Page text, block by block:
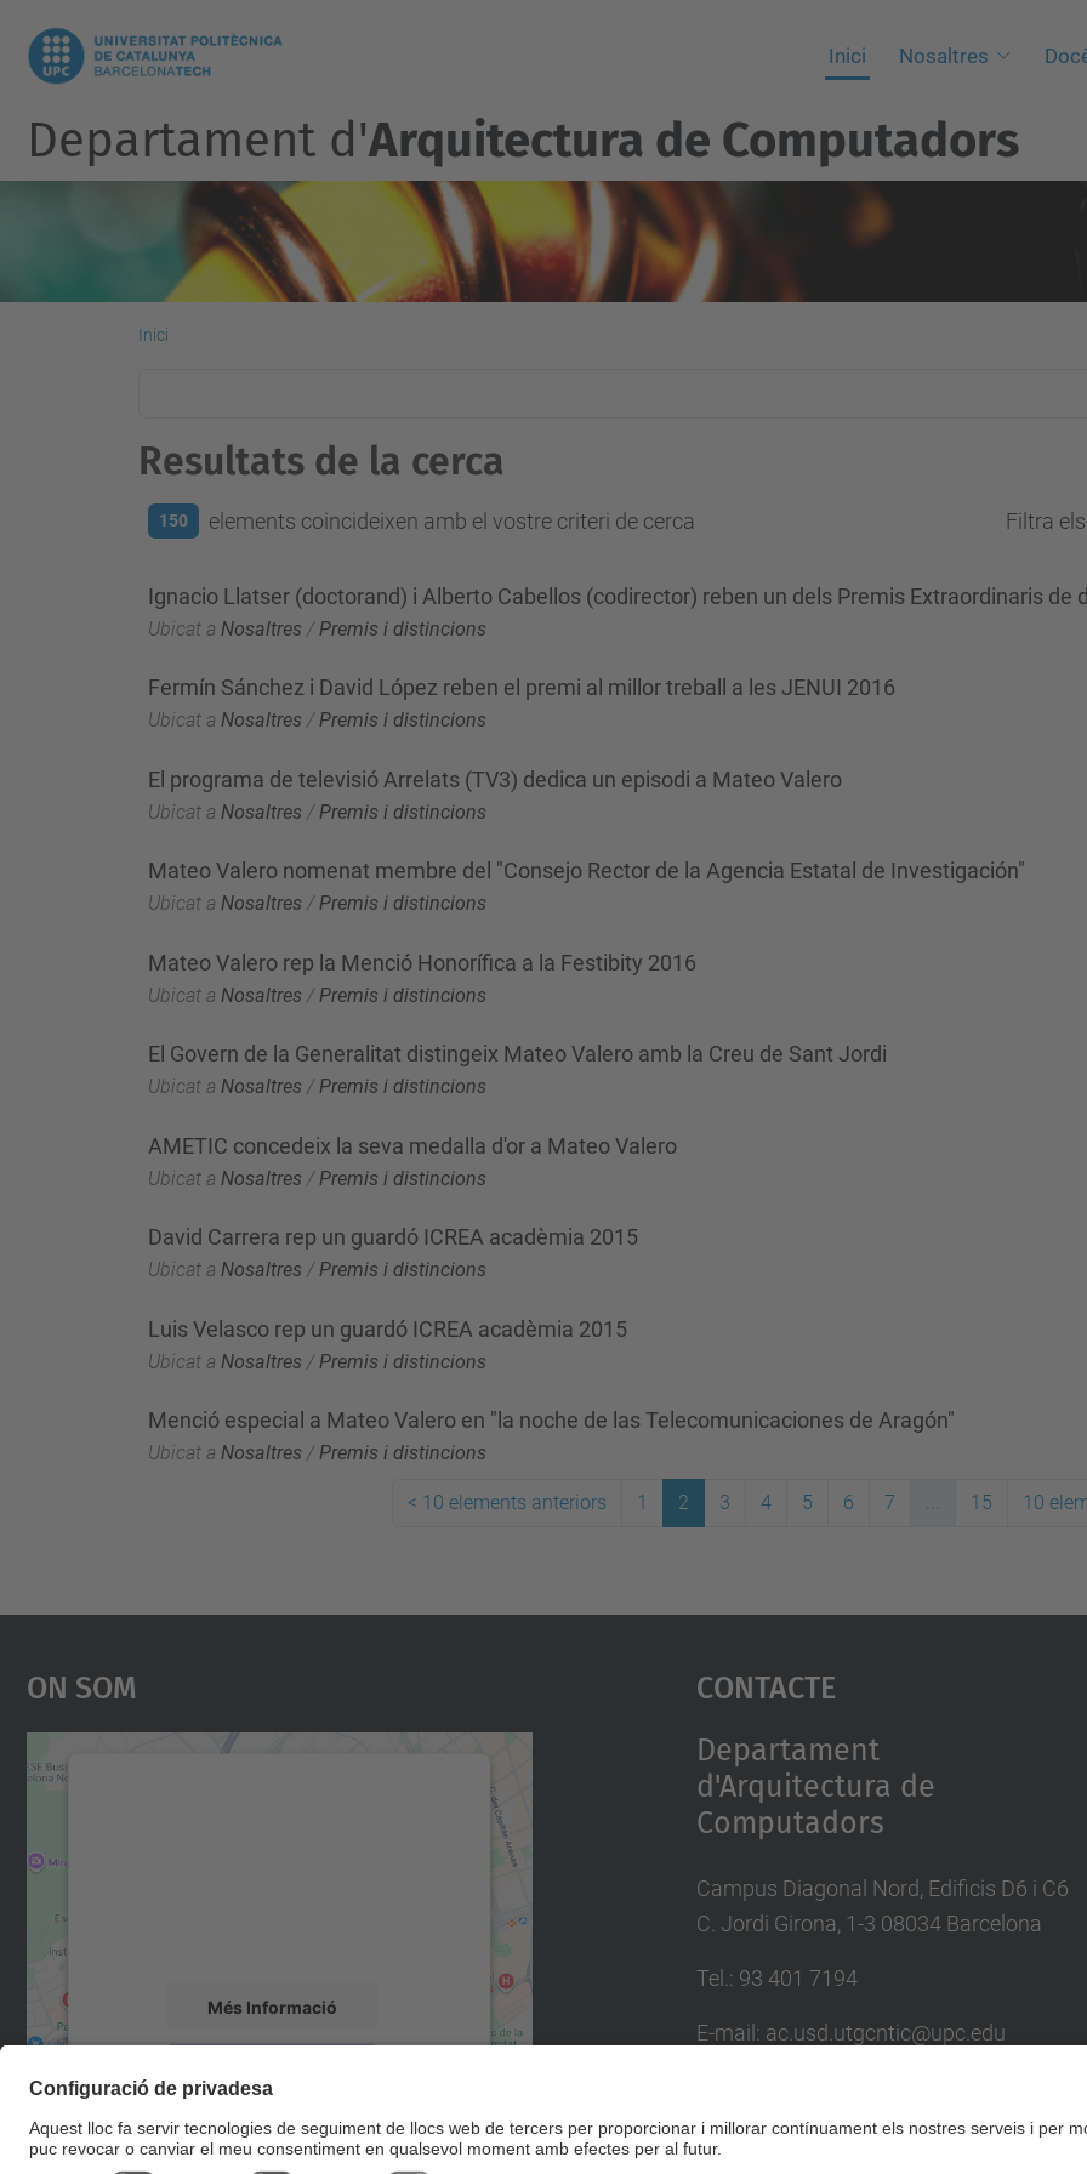
Inici Nosaltres
Departament d'Arquitectura de Computadors
Inici
Resultats de la cerca
150 elements coincideixen amb el vostre criteri de cerca Filtra
Ignacio Llatser (doctorand) i Alberto Cabellos (codirector) reben un dels Premis Extraordinaris de
Ubicat a Nosaltres / Premis i distincions
Fermín Sánchez i David López reben el premi al millor treball a les JENUI 2016
Ubicat a Nosaltres /Premis i distincions
El programa de televisió Arrelats (TV3) dedica un episodi a Mateo Valero
Ubicat a Nosaltres / Premis i distincions
Mateo Valero nomenat membre del "Consejo Rector de la Agencia Estatal de Investigación"
Ubicat a Nosaltres /Premis i distincions
Mateo Valero rep la Menció Honorífica a la Festibity 2016
Ubicat a Nosaltres / Premis i distincions
El Govern de la Generalitat distingeix Mateo Valero amb la Creu de Sant Jordi
Ubicat a Nosaltres /Premis i distincions
AMETIC concedeix la seva medalla d'or a Mateo Valero
Ubicat a Nosaltres / Premis i distincions
David Carrera rep un guardó ICREA acadèmia 2015
Ubicat a Nosaltres /Premis i distincions
Luis Velasco rep un guardó ICREA acadèmia 2015
Ubicat a Nosaltres / Premis i distincions
Menció especial a Mateo Valero en "la noche de las Telecomunicaciones de Aragón"
Ubicat a Nosaltres /Premis i distincions
< 10 elements anteriors 1 2 3 4 5 6 7 ... 15 10
On Som
Més Informació
Management Platform
Contacte
Departament
d'Arquitectura de
Computadors
Campus Diagonal Nord, Edificis D6 i C6
C. Jordi Girona, 1-3 08034 Barcelona
Tel.: 93 401 7194
E-mail: ac.usd.utgcntic@upc.edu
Formulari de contacte